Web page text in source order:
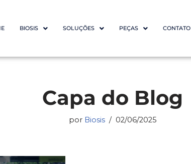
BIOSIS SOLUÇÕES PEÇAS CONTATO
Capa do Blog
por Biosis 02/06/2025